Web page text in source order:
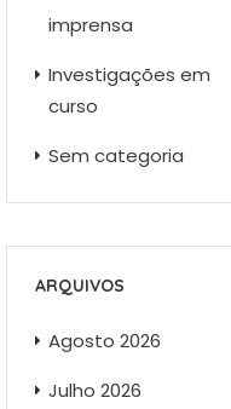
imprensa
Investigações em
curso
Sem categoria
ARQUIVOS
Agosto 2026
Julho 2026